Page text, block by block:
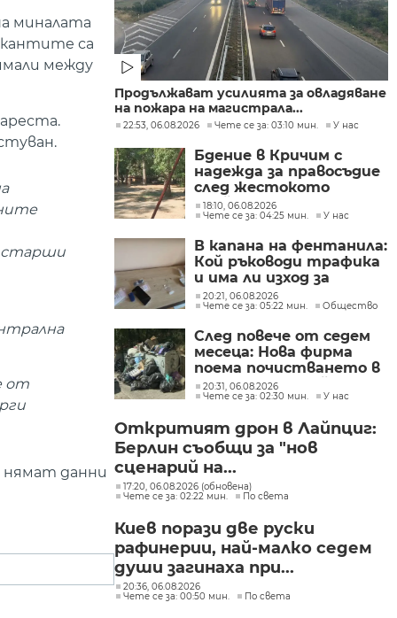
миналата
са
между
старши
от
нямат данни
Продължават усилията за овладяване
на пожара на магистрала...
22:53, 06.08.2026 Чете се за: 03:10 мин. У нас
Бдение в Кричим с
надежда за правосъдие
след жестокото
убийство на млад мъж
в Пловдив от
18:10, 06.08.2026
Чете се за: 04:25 мин.
У нас
В капана на фентанила:
Кой ръководи трафика
и има ли изход за
пристрастените?
20:21, 06.08.2026
Чете се за: 05:22 мин.
Общество
След повече от седем
месеца: Нова фирма
поема почистването в
столичните райони
"Слатина", "Подуяне" и
20:31, 06.08.2026
Чете се за: 02:30 мин.
У нас
Откритият дрон в Лайпциг:
Берлин съобщи за "нов
сценарий на...
17:20, 06.08.2026 (обновена)
Чете се за: 02:22 мин.
По света
Киев порази две руски
рафинерии, най-малко седем
души загинаха при...
20:36, 06.08.2026
Чете се за: 00:50 мин.
По света